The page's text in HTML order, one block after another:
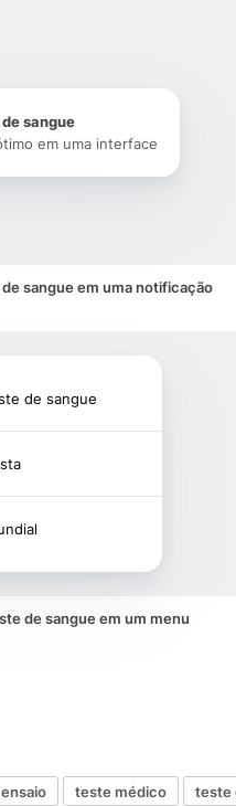
sangue
em uma interface
sangue em uma notificação
de sangue
de sangue em um menu
teste médico teste